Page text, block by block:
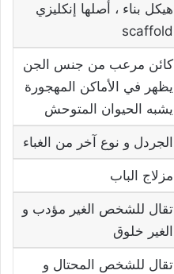
هيكل بناء ، أصلها إنكليزي
scaffold
كائن مرعب من جنس الجن
يظهر في الأماكن المهجورة
يشبه الحيوان المتوحش
الجردل و نوع آخر من الغباء
مزلاج الباب
تقال للشخص الغير مؤدب و
الغير خلوق
تقال للشخص المحتال و